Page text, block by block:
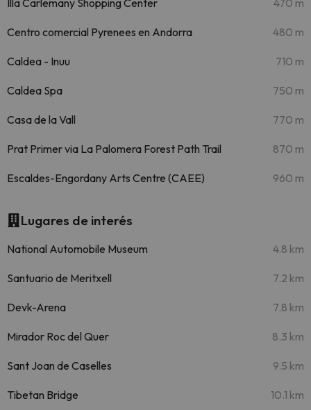
Illa Carlemany Shopping Center 470 m
Centro comercial Pyrenees en Andorra 480 m
Caldea - Inuu 710 m
Caldea Spa 750 m
Casa de la Vall 770 m
Prat Primer via La Palomera Forest Path Trail 870 m
Escaldes-Engordany Arts Centre (CAEE) 960 m
Lugares de interés
National Automobile Museum 4.8 km
Santuario de Meritxell 7.2 km
Devk-Arena 7.8 km
Mirador Roc del Quer 8.3 km
Sant Joan de Caselles 9.5 km
Tibetan Bridge 10.1 km